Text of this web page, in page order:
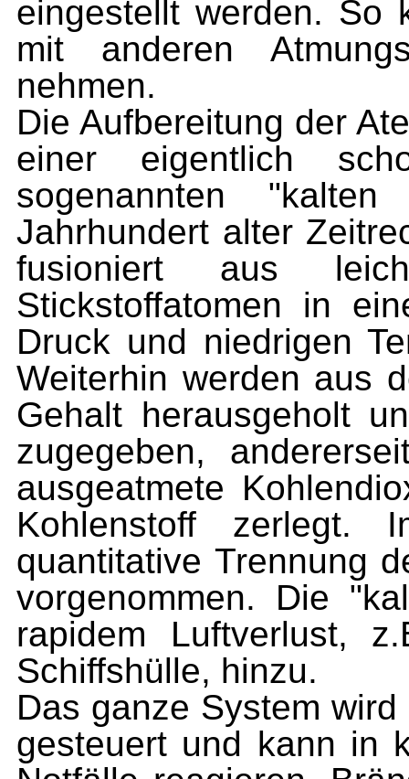
eingestellt werden. So
mit anderen
nehmen.
Die Aufbereitung der
einer eigentlich
sogenannten
Jahrhundert alter
fusioniert aus
Stickstoffatomen in
Druck und niedrigen
Weiterhin werden aus
Gehalt herausgeholt
zugegeben,
ausgeatmete
Kohlenstoff
quantitative Trennung
vorgenommen. Die
rapidem Luftverlust,
Schiffshülle, hinzu.
Das ganze System
gesteuert und kann in